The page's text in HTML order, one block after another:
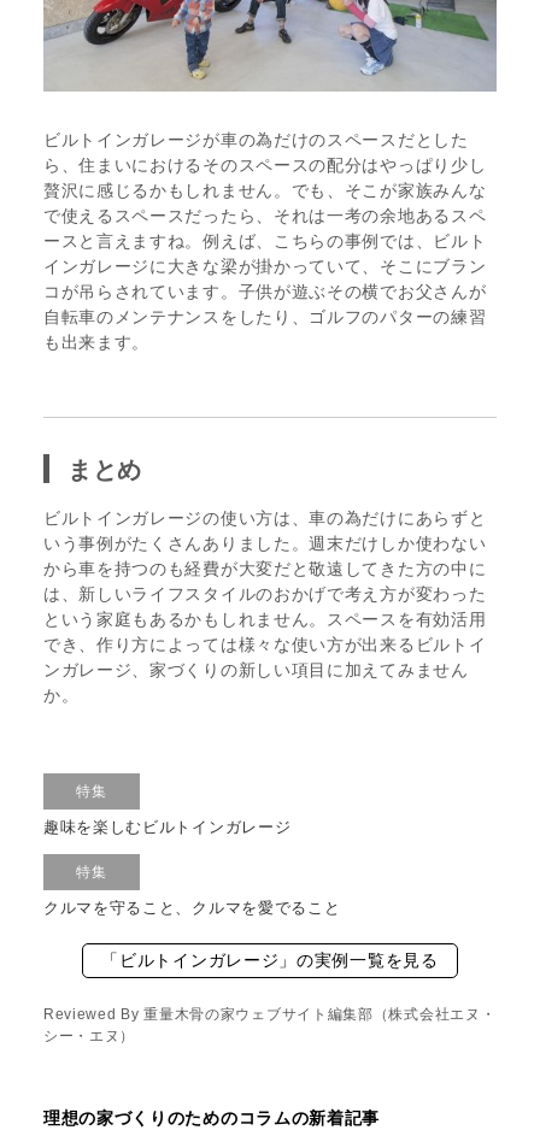
ビルトインガレージが車の為だけのスペースだとした
ら、住まいにおけるそのスペースの配分はやっぱり少し
贅沢に感じるかもしれません。でも、そこが家族みんな
で使えるスペースだったら、それは一考の余地あるスペ
ースと言えますね。例えば、こちらの事例では、ビルト
インガレージに大きな梁が掛かっていて、そこにブラン
コが吊らされています。子供が遊ぶその横でお父さんが
自転車のメンテナンスをしたり、ゴルフのパターの練習
も出来ます。
まとめ
ビルトインガレージの使い方は、車の為だけにあらずと
いう事例がたくさんありました。週末だけしか使わない
から車を持つのも経費が大変だと敬遠してきた方の中に
は、新しいライフスタイルのおかげで考え方が変わった
という家庭もあるかもしれません。スペースを有効活用
でき、作り方によっては様々な使い方が出来るビルトイ
ンガレージ、家づくりの新しい項目に加えてみません
か。
特集
趣味を楽しむビルトインガレージ
特集
クルマを守ること、クルマを愛でること
「ビルトインガレージ」の実例一覧を見る
Reviewed By 重量木骨の家ウェブサイト編集部（株式会社エヌ・
シー・エヌ）
理想の家づくりのためのコラムの新着記事